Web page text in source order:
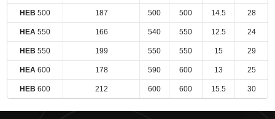
HEB 500 187 500 500 14.5 28
HEA 550 166 540 550 12.5 24
HEB 550 199 550 550 15 29
HEA 600 178 590 600 13 25
HEB 600 212 600 600 15.5 30